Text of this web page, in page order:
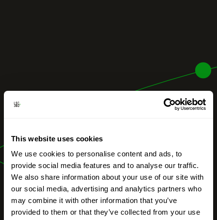
This website uses cookies
We use cookies to personalise content and ads, to
provide social media features and to analyse our traffic.
We also share information about your use of our site with
our social media, advertising and analytics partners who
may combine it with other information that you’ve
provided to them or that they’ve collected from your use
Energieaudit